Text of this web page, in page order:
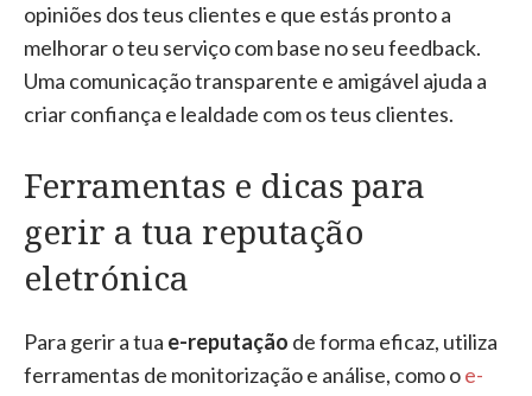
opiniões dos teus clientes e que estás pronto a
melhorar o teu serviço com base no seu feedback.
Uma comunicação transparente e amigável ajuda a
criar confiança e lealdade com os teus clientes.
Ferramentas e dicas para
gerir a tua reputação
eletrónica
Para gerir a tua e-reputação de forma eficaz, utiliza
ferramentas de monitorização e análise, como oe-